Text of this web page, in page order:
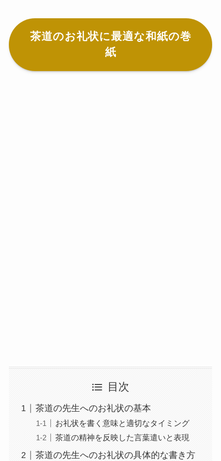
茶道のお礼状に最適な和紙の巻
紙
目次
茶道の先生へのお礼状の基本
お礼状を書く意味と適切なタイミング
茶道の精神を反映した言葉遣いと表現
茶道の先生へのお礼状の具体的な書き方